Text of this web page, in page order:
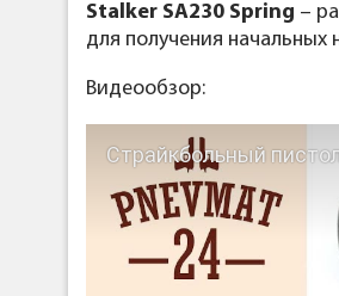
Stalker SA230 Spring –
для получения начальных
Видеообзор:
Страйкбольный